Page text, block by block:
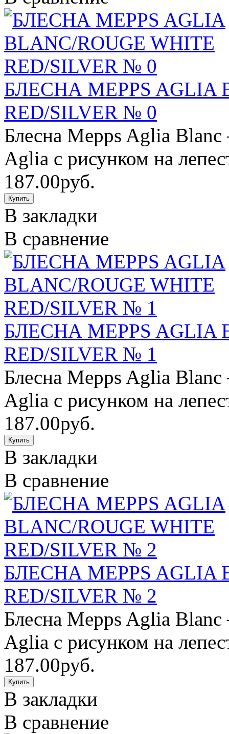
БЛЕСНА MEPPS AGLIA
RED/SILVER № 0
Блесна Mepps Aglia Blanc
Aglia с рисунком на
187.00руб.
В закладки
В сравнение
БЛЕСНА MEPPS AGLIA
RED/SILVER № 1
Блесна Mepps Aglia Blanc
Aglia с рисунком на
187.00руб.
В закладки
В сравнение
БЛЕСНА MEPPS AGLIA
RED/SILVER № 2
Блесна Mepps Aglia Blanc
Aglia с рисунком на
187.00руб.
В закладки
В сравнение